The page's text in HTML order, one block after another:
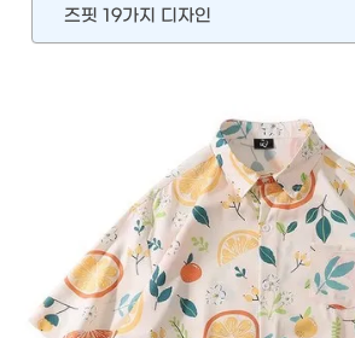
즈핏 19가지 디자인